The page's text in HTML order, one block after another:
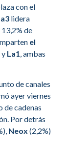
con el
lidera
de
el
y La1 , ambas
de canales
ayer viernes
de cadenas
Por detrás
Neox (2,2%)